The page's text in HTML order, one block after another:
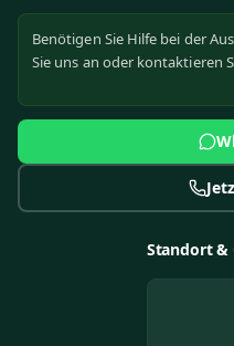
Benötigen Sie Hilfe bei der
Sie uns an oder kontaktieren
Standort &